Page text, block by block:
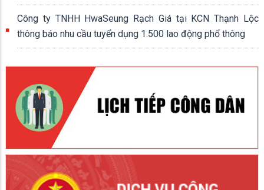
Công ty TNHH HwaSeung Rạch Giá tại KCN Thạnh Lộc
thông báo nhu cầu tuyển dụng 1.500 lao động phổ thông